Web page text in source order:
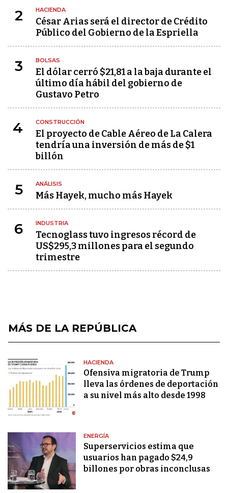
2 HACIENDA
César Arias será el director de Crédito
Público del Gobierno de la Espriella
3 BOLSAS
El dólar cerró $21,81 a la baja durante el
último día hábil del gobierno de
Gustavo Petro
4 CONSTRUCCIÓN
El proyecto de Cable Aéreo de La Calera
tendría una inversión de más de $1
billón
5 ANÁLISIS
Más Hayek, mucho más Hayek
6 INDUSTRIA
Tecnoglass tuvo ingresos récord de
US$295,3 millones para el segundo
trimestre
MÁS DE LA REPÚBLICA
HACIENDA
Ofensiva migratoria de Trump
lleva las órdenes de deportación
a su nivel más alto desde 1998
ENERGÍA
Superservicios estima que
usuarios han pagado $24,9
billones por obras inconclusas